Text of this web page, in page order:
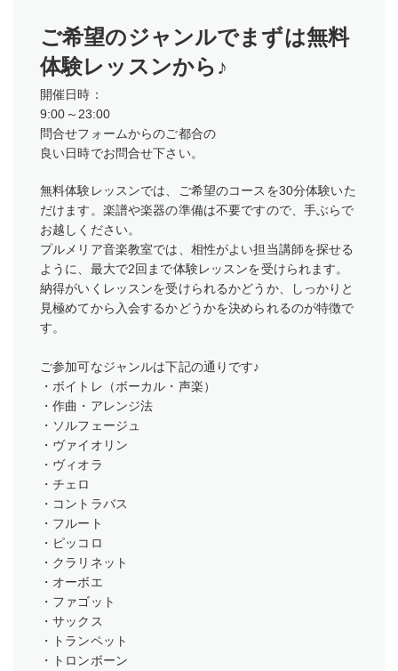
ご希望のジャンルでまずは無料
体験レッスンから♪
開催日時：
9:00～23:00
問合せフォームからのご都合の
良い日時でお問合せ下さい。
無料体験レッスンでは、ご希望のコースを30分体験いた
だけます。楽譜や楽器の準備は不要ですので、手ぶらで
お越しください。
プルメリア音楽教室では、相性がよい担当講師を探せる
ように、最大で2回まで体験レッスンを受けられます。
納得がいくレッスンを受けられるかどうか、しっかりと
見極めてから入会するかどうかを決められるのが特徴で
す。
ご参加可なジャンルは下記の通りです♪
・ボイトレ（ボーカル・声楽）
・作曲・アレンジ法
・ソルフェージュ
・ヴァイオリン
・ヴィオラ
・チェロ
・コントラバス
・フルート
・ピッコロ
・クラリネット
・オーボエ
・ファゴット
・サックス
・トランペット
・トロンボーン